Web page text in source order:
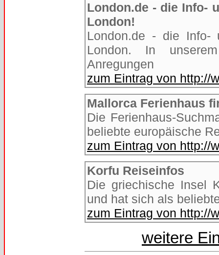
London.de - die Info-
London!
London.de - die Info-
London. In
Anregungen
zum Eintrag von http://
Mallorca Ferienhaus
Die Ferienhaus-
beliebte europäische
zum Eintrag von http://
Korfu Reiseinfos
Die griechische Insel
und hat sich als
zum Eintrag von http://
weitere